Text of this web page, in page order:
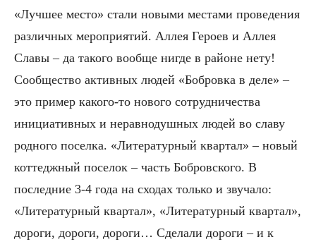
«Лучшее место» стали новыми местами проведения
различных мероприятий. Аллея Героев и Аллея
Славы – да такого вообще нигде в районе нету!
Сообщество активных людей «Бобровка в деле» –
это пример какого-то нового сотрудничества
инициативных и неравнодушных людей во славу
родного поселка. «Литературный квартал» – новый
коттеджный поселок – часть Бобровского. В
последние 3-4 года на сходах только и звучало:
«Литературный квартал», «Литературный квартал»,
дороги, дороги, дороги… Сделали дороги – и к